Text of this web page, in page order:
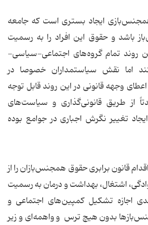
ایجاد بستری است که جامعه
باشد و حقوق این افراد را به رسمیت
روند تمام گروه‌های اجتماعی-سیاسی-
اما نقش سیاستمداران خصوصا در
وجهه قانونی در این روند قابل توجه
از طریق قانونی‌گذاری و سیاست‌های
تغییر نگرش اجباری در جوامع بوده
قانون برابری حقوق همجنس‌بازان را از
اشتغال، بهداشت و درمان به رسمیت
اجازه تشکیل کمپین‌های اجتماعی و
بدون هیچ ترس و واهمه‌ای و زیر